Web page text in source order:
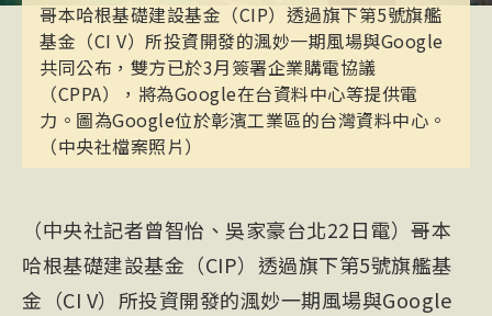
哥本哈根基礎建設基金（CIP）透過旗下第5號旗艦
基金（CI V）所投資開發的渢妙一期風場與Google
共同公布，雙方已於3月簽署企業購電協議
（CPPA），將為Google在台資料中心等提供電
力。圖為Google位於彰濱工業區的台灣資料中心。
（中央社檔案照片）
（中央社記者曾智怡、吳家豪台北22日電）哥本
哈根基礎建設基金（CIP）透過旗下第5號旗艦基
金（CI V）所投資開發的渢妙一期風場與Google